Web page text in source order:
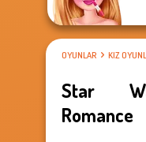
OYUNLAR KIZ
Star
Romance